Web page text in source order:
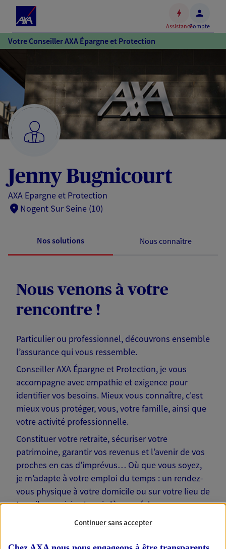
Accéder
au
Accéder
au
pied
de
page
AssistanceCompte
Votre Conseiller AXA Épargne et Protection
Jenny Bugnicourt
AXA Epargne et Protection
Nogent Sur Seine (10)
Nos solutions Nous connaître
Nous venons à votre
rencontre !
Particulier ou professionnel, découvrons ensemble
l’assurance qui vous ressemble.
Conseiller AXA Épargne et Protection, je vous
accompagne avec empathie et exigence pour
identifier vos besoins. Mieux vous connaître, c'est
mieux vous protéger, vous, votre famille, ainsi que
votre activité professionnelle.
Constituer votre retraite, sécuriser votre
patrimoine, garantir vos revenus et l’avenir de vos
proches en cas d’imprévus… Où que vous soyez,
je m’adapte à votre emploi du temps : un rendez-
vous physique à votre domicile ou sur votre lieu de
travail, une visio. Je suis là pour échanger avec
Continuer sans accepter